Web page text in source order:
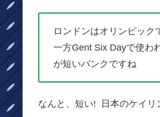
ロンドンはオリンピック
一方Gent Six Dayで使わ
が短いバンクですね
なんと、短い! 日本のケイリ